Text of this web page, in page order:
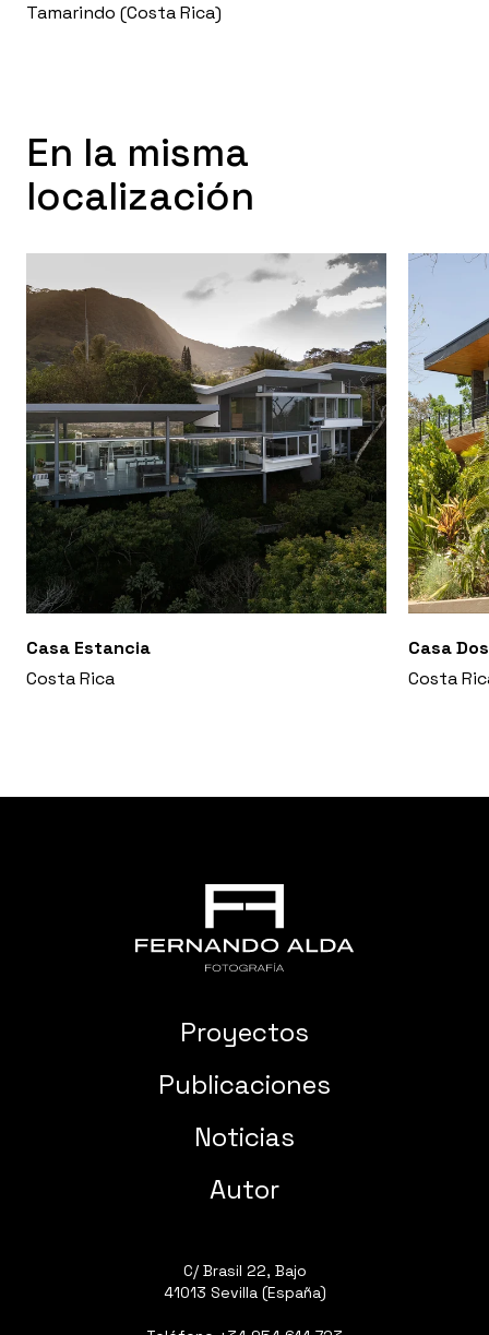
Tamarindo (Costa Rica)
En la misma
localización
Casa Estancia
Costa Rica
Casa
Costa
Proyectos
Publicaciones
Noticias
Autor
C/ Brasil 22, Bajo
41013 Sevilla (España)